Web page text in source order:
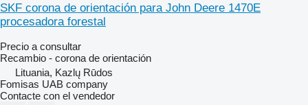
SKF corona de orientación para John Deere 1470E
procesadora forestal
Precio a consultar
Recambio - corona de orientación
Lituania, Kazlų Rūdos
Fomisas UAB company
Contacte con el vendedor